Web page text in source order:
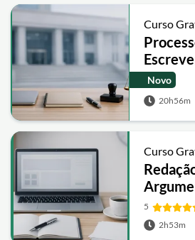
Curso
Novo
20h56m
Curso
Brasil
5
2h53m